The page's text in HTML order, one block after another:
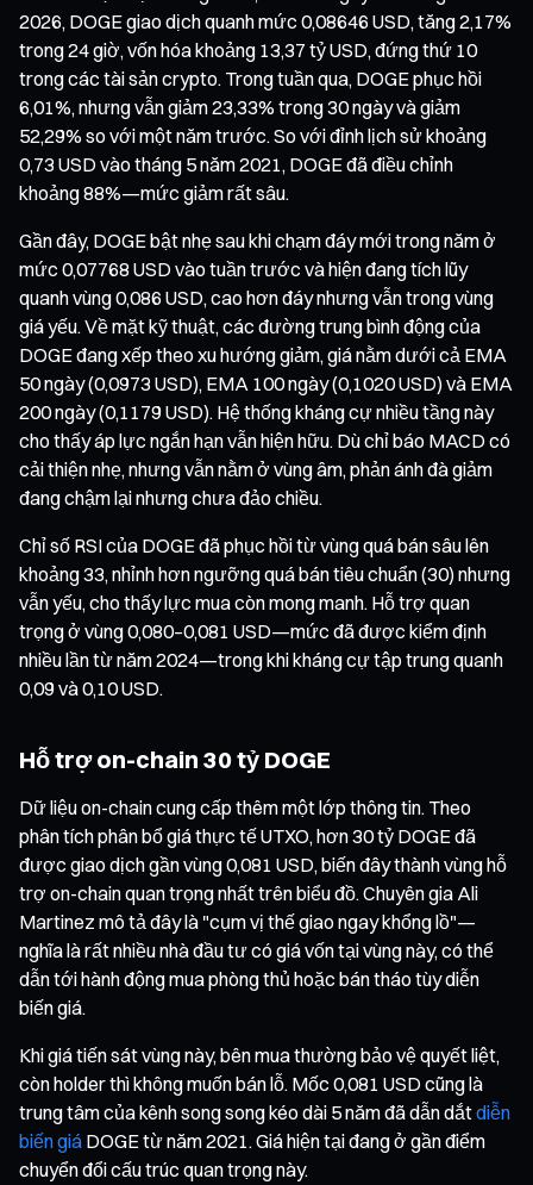
2026, DOGE giao dịch quanh mức 0,08646 USD, tăng 2,17%
trong 24 giờ, vốn hóa khoảng 13,37 tỷ USD, đứng thứ 10
trong các tài sản crypto. Trong tuần qua, DOGE phục hồi
6,01%, nhưng vẫn giảm 23,33% trong 30 ngày và giảm
52,29% so với một năm trước. So với đỉnh lịch sử khoảng
0,73 USD vào tháng 5 năm 2021, DOGE đã điều chỉnh
khoảng 88%—mức giảm rất sâu.
Gần đây, DOGE bật nhẹ sau khi chạm đáy mới trong năm ở
mức 0,07768 USD vào tuần trước và hiện đang tích lũy
quanh vùng 0,086 USD, cao hơn đáy nhưng vẫn trong vùng
giá yếu. Về mặt kỹ thuật, các đường trung bình động của
DOGE đang xếp theo xu hướng giảm, giá nằm dưới cả EMA
50 ngày (0,0973 USD), EMA 100 ngày (0,1020 USD) và EMA
200 ngày (0,1179 USD). Hệ thống kháng cự nhiều tầng này
cho thấy áp lực ngắn hạn vẫn hiện hữu. Dù chỉ báo MACD có
cải thiện nhẹ, nhưng vẫn nằm ở vùng âm, phản ánh đà giảm
đang chậm lại nhưng chưa đảo chiều.
Chỉ số RSI của DOGE đã phục hồi từ vùng quá bán sâu lên
khoảng 33, nhỉnh hơn ngưỡng quá bán tiêu chuẩn (30) nhưng
vẫn yếu, cho thấy lực mua còn mong manh. Hỗ trợ quan
trọng ở vùng 0,080–0,081 USD—mức đã được kiểm định
nhiều lần từ năm 2024—trong khi kháng cự tập trung quanh
0,09 và 0,10 USD.
Hỗ trợ on-chain 30 tỷ DOGE
Dữ liệu on-chain cung cấp thêm một lớp thông tin. Theo
phân tích phân bổ giá thực tế UTXO, hơn 30 tỷ DOGE đã
được giao dịch gần vùng 0,081 USD, biến đây thành vùng hỗ
trợ on-chain quan trọng nhất trên biểu đồ. Chuyên gia Ali
Martinez mô tả đây là "cụm vị thế giao ngay khổng lồ"—
nghĩa là rất nhiều nhà đầu tư có giá vốn tại vùng này, có thể
dẫn tới hành động mua phòng thủ hoặc bán tháo tùy diễn
biến giá.
Khi giá tiến sát vùng này, bên mua thường bảo vệ quyết liệt,
còn holder thì không muốn bán lỗ. Mốc 0,081 USD cũng là
trung tâm của kênh song song kéo dài 5 năm đã dẫn dắtdiễn
biến giá DOGE từ năm 2021. Giá hiện tại đang ở gần điểm
chuyển đổi cấu trúc quan trọng này.